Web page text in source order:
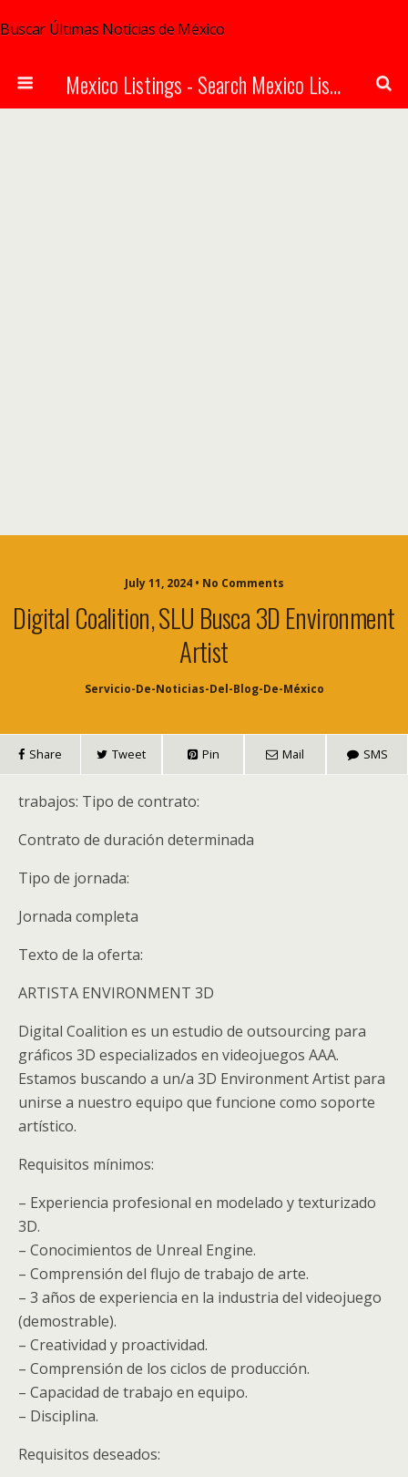
Buscar Últimas Noticias de México
Mexico Listings - Search Mexico Listings Online
July 11, 2024 • No Comments
Digital Coalition, SLU Busca 3D Environment
Artist
Servicio-De-Noticias-Del-Blog-De-México
Share Tweet Pin Mail SMS
trabajos: Tipo de contrato:
Contrato de duración determinada
Tipo de jornada:
Jornada completa
Texto de la oferta:
ARTISTA ENVIRONMENT 3D
Digital Coalition es un estudio de outsourcing para
gráficos 3D especializados en videojuegos AAA.
Estamos buscando a un/a 3D Environment Artist para
unirse a nuestro equipo que funcione como soporte
artístico.
Requisitos mínimos:
– Experiencia profesional en modelado y texturizado
3D.
– Conocimientos de Unreal Engine.
– Comprensión del flujo de trabajo de arte.
– 3 años de experiencia en la industria del videojuego
(demostrable).
– Creatividad y proactividad.
– Comprensión de los ciclos de producción.
– Capacidad de trabajo en equipo.
– Disciplina.
Requisitos deseados: